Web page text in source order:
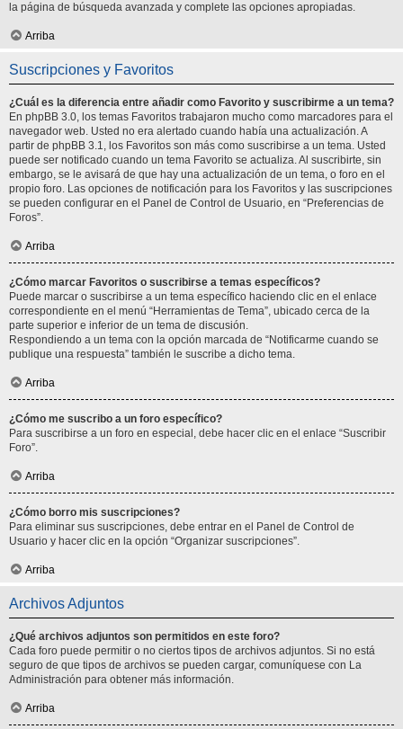
la página de búsqueda avanzada y complete las opciones apropiadas.
Arriba
Suscripciones y Favoritos
¿Cuál es la diferencia entre añadir como Favorito y suscribirme a un tema?
En phpBB 3.0, los temas Favoritos trabajaron mucho como marcadores para el
navegador web. Usted no era alertado cuando había una actualización. A
partir de phpBB 3.1, los Favoritos son más como suscribirse a un tema. Usted
puede ser notificado cuando un tema Favorito se actualiza. Al suscribirte, sin
embargo, se le avisará de que hay una actualización de un tema, o foro en el
propio foro. Las opciones de notificación para los Favoritos y las suscripciones
se pueden configurar en el Panel de Control de Usuario, en “Preferencias de
Foros”.
Arriba
¿Cómo marcar Favoritos o suscribirse a temas específicos?
Puede marcar o suscribirse a un tema específico haciendo clic en el enlace
correspondiente en el menú “Herramientas de Tema”, ubicado cerca de la
parte superior e inferior de un tema de discusión.
Respondiendo a un tema con la opción marcada de “Notificarme cuando se
publique una respuesta” también le suscribe a dicho tema.
Arriba
¿Cómo me suscribo a un foro específico?
Para suscribirse a un foro en especial, debe hacer clic en el enlace “Suscribir
Foro”.
Arriba
¿Cómo borro mis suscripciones?
Para eliminar sus suscripciones, debe entrar en el Panel de Control de
Usuario y hacer clic en la opción “Organizar suscripciones”.
Arriba
Archivos Adjuntos
¿Qué archivos adjuntos son permitidos en este foro?
Cada foro puede permitir o no ciertos tipos de archivos adjuntos. Si no está
seguro de que tipos de archivos se pueden cargar, comuníquese con La
Administración para obtener más información.
Arriba